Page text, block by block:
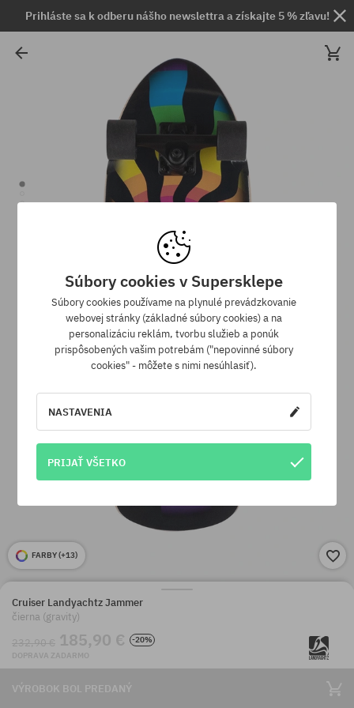
Prihláste sa k odberu nášho newslettra a získajte 5 % zľavu!
FARBY (+13)
Cruiser Landyachtz Jammer
čierna (gravity)
232,90 € 185,90 €
-20%
DOPRAVA ZADARMO
VÝROBOK BOL PREDANÝ
Súbory cookies v Supersklepe
Súbory cookies používame na plynulé prevádzkovanie
webovej stránky (základné súbory cookies) a na
personalizáciu reklám, tvorbu služieb a ponúk
prispôsobených vašim potrebám ("nepovinné súbory
cookies" - môžete s nimi nesúhlasiť).
NASTAVENIA
PRIJAŤ VŠETKO